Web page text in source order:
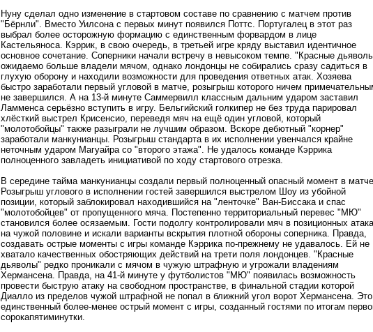
Нуну сделал одно изменение в стартовом составе по сравнению с матчем против
"Бёрнли". Вместо Уилсона с первых минут появился Поттс. Португалец в этот раз
выбрал более осторожную формацию с единственным форвардом в лице
Кастельяноса. Кэррик, в свою очередь, в третьей игре кряду выставил идентичное
основное сочетание. Соперники начали встречу в невысоком темпе. "Красные
ожидаемо больше владели мячом, однако лондонцы не собирались сразу садиться в
глухую оборону и находили возможности для проведения ответных атак. Хозяева
быстро заработали первый угловой в матче, розыгрыш которого ничем
не завершился. А на 13-й минуте Саммервилл классным дальним ударом заставил
Ламменса серьёзно вступить в игру. Бельгийский голкипер не без труда парировал
хлёсткий выстрел Крисенсио, переведя мяч на ещё один угловой, который
"молотобойцы" также разыграли не лучшим образом. Вскоре дебютный "корнер"
заработали манкунианцы. Розыгрыш стандарта в их исполнении увенчался крайне
неточным ударом Магуайра со "второго этажа". Не удалось команде Кэррика
полноценного завладеть инициативой по ходу стартового отрезка.
В середине тайма манкунианцы создали первый полноценный опасный момент в
Розыгрыш углового в исполнении гостей завершился выстрелом Шоу из убойной
позиции, который заблокировал находившийся на "ленточке" Ван-Биссака и спас
"молотобойцев" от пропущенного мяча. Постепенно территориальный перевес "МЮ"
становился более осязаемым. Гости подолгу контролировали мяч в позиционных
на чужой половине и искали варианты вскрытия плотной обороны соперника. Правда,
создавать острые моменты с игры команде Кэррика по-прежнему не удавалось. Ей не
хватало качественных обостряющих действий на трети поля лондонцев. "Красные
дьяволы" редко проникали с мячом в чужую штрафную и угрожали владениям
Хермансена. Правда, на 41-й минуте у футболистов "МЮ" появилась возможность
провести быструю атаку на свободном пространстве, в финальной стадии которой
Диалло из пределов чужой штрафной не попал в ближний угол ворот Хермансена. Это
единственный более-менее острый момент с игры, созданный гостями по итогам
сорокапятиминутки.